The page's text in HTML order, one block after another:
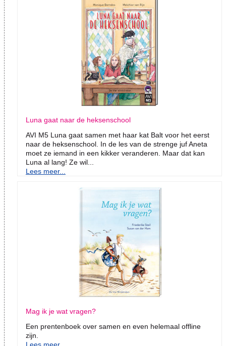
Luna gaat naar de heksenschool
AVI M5 Luna gaat samen met haar kat Balt voor het eerst
naar de heksenschool. In de les van de strenge juf Aneta
moet ze iemand in een kikker veranderen. Maar dat kan
Luna al lang! Ze wil...
Lees meer...
Mag ik je wat vragen?
Een prentenboek over samen en even helemaal offline
zijn.